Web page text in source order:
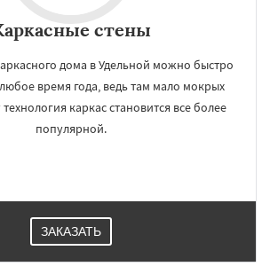
стены
дома в Удельной можно быстро
время года, ведь там мало мокрых
каркас становится все более
популярной.
ЗАКАЗАТЬ